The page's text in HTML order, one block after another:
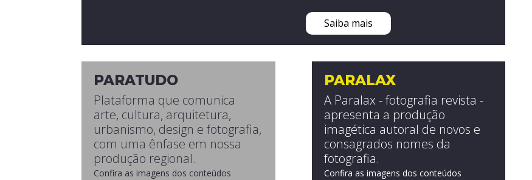
Saiba mais
PARATUDO
Plataforma que comunica
arte, cultura, arquitetura,
urbanismo, design e fotografia,
com uma ênfase em nossa
produção regional.
Confira as imagens dos conteúdos
PARALAX
A Paralax - fotografia revista -
apresenta a produção
imagética autoral de novos e
consagrados nomes da
fotografia.
Confira as imagens dos conteúdos